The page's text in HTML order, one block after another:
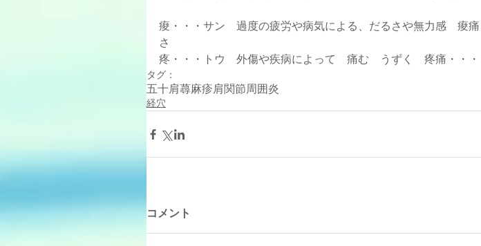
痠・・・サン　過度の疲労や病気による、だるさや無力感　痠
さ
疼・・・トウ　外傷や疾病によって　痛む　うずく　疼痛・・
タグ：
五十肩蕁麻疹肩関節周囲炎
経穴
コメント